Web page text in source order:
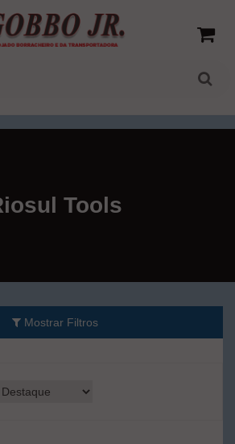
Tools
Mostrar Filtros